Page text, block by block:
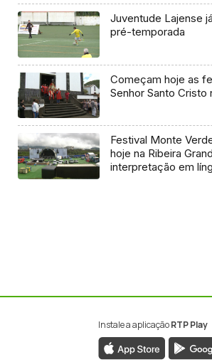
Juventude Lajense
pré-temporada
Começam hoje as
Senhor Santo Cristo
Festival Monte
hoje na Ribeira
interpretação em
Instale a aplicaçãoRTP Play